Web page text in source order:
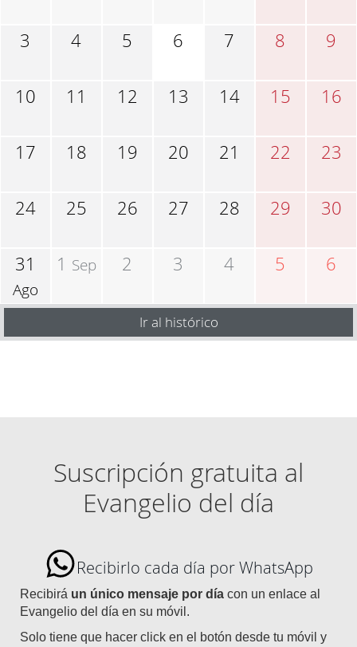
3 4 5 6 7 8 9
10 11 12 13 14 15 16
17 18 19 20 21 22 23
24 25 26 27 28 29 30
31
Ago
1 Sep 2 3 4 5 6
Ir al histórico
Suscripción gratuita al
Evangelio del día
Recibirlo cada día por WhatsApp
Recibirá un único mensaje por día con un enlace al
Evangelio del día en su móvil.
Solo tiene que hacer click en el botón desde tu móvil y